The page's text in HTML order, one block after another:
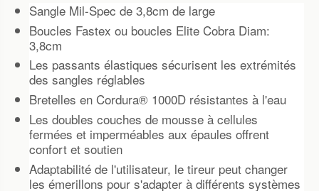
Sangle Mil-Spec de 3,8cm de large
Boucles Fastex ou boucles Elite Cobra Diam:
3,8cm
Les passants élastiques sécurisent les extrémités
des sangles réglables
Bretelles en Cordura® 1000D résistantes à l'eau
Les doubles couches de mousse à cellules
fermées et imperméables aux épaules offrent
confort et soutien
Adaptabilité de l'utilisateur, le tireur peut changer
les émerillons pour s'adapter à différents systèmes